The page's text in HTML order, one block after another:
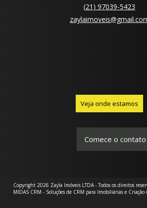
(21 ) 97039-5423
Veja onde estamos
Comece o
Copyright 2026 Zayla Imóveis LTDA- Todos os direitos
MIDAS CRM - Soluções de CRM para Imobiliárias e Criação